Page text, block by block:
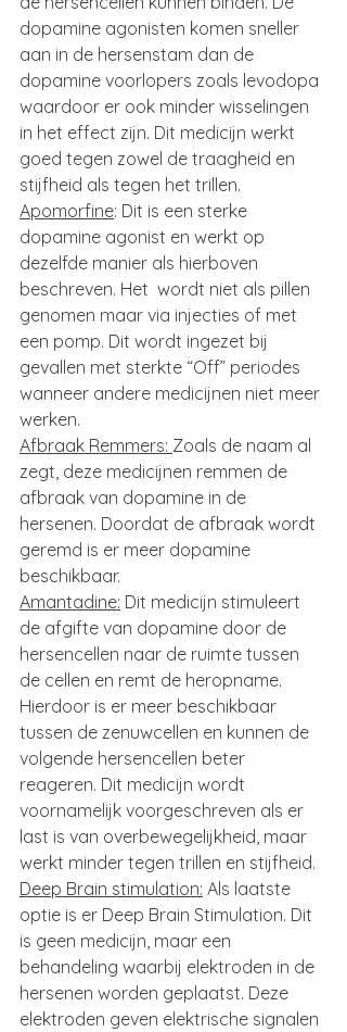
dopamine agonisten komen sneller
aan in de hersenstam dan de
dopamine voorlopers zoals levodopa
waardoor er ook minder wisselingen
in het effect zijn. Dit medicijn werkt
goed tegen zowel de traagheid en
stijfheid als tegen het trillen.
Apomorfine: Dit is een sterke
dopamine agonist en werkt op
dezelfde manier als hierboven
beschreven. Het  wordt niet als pillen
genomen maar via injecties of met
een pomp. Dit wordt ingezet bij
gevallen met sterkte “Off” periodes
wanneer andere medicijnen niet meer
werken.
Afbraak Remmers: Zoals de naam al
zegt, deze medicijnen remmen de
afbraak van dopamine in de
hersenen. Doordat de afbraak wordt
geremd is er meer dopamine
beschikbaar.
Amantadine: Dit medicijn stimuleert
de afgifte van dopamine door de
hersencellen naar de ruimte tussen
de cellen en remt de heropname.
Hierdoor is er meer beschikbaar
tussen de zenuwcellen en kunnen de
volgende hersencellen beter
reageren. Dit medicijn wordt
voornamelijk voorgeschreven als er
last is van overbewegelijkheid, maar
werkt minder tegen trillen en stijfheid.
Deep Brain stimulation: Als laatste
optie is er Deep Brain Stimulation. Dit
is geen medicijn, maar een
behandeling waarbij elektroden in de
hersenen worden geplaatst. Deze
elektroden geven elektrische signalen